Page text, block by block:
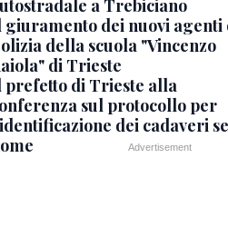
a Trebiciano
giuramento dei nuovi agenti
della scuola "Vincenzo
di Trieste
prefetto di Trieste alla
sul protocollo per
dei cadaveri